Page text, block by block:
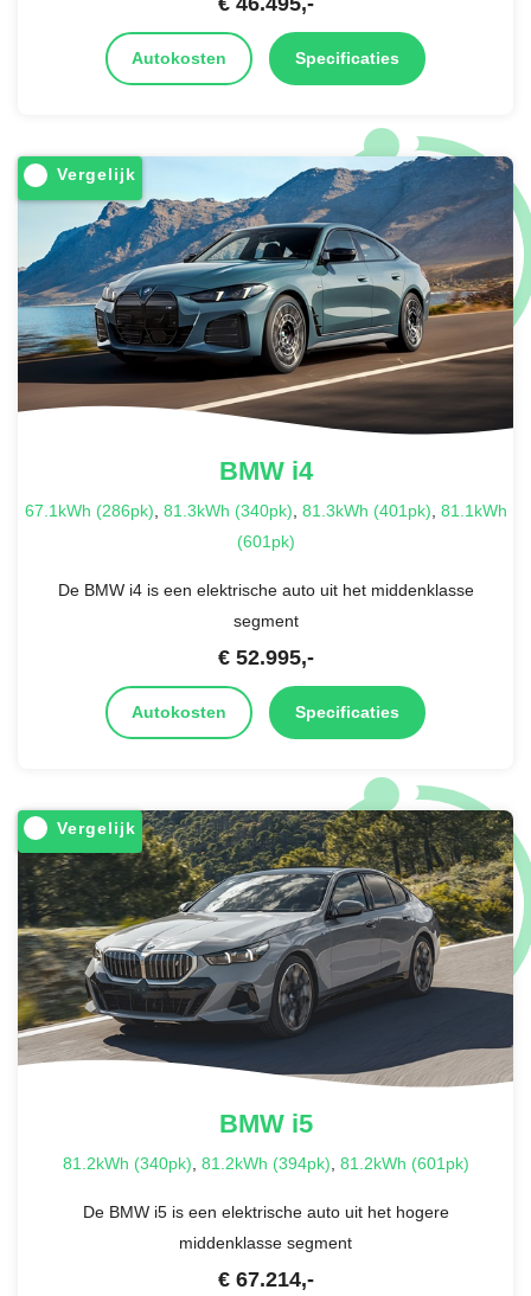
Autokosten Specificaties
Vergelijk
BMWi4
67.1kWh (286pk) 81.3kWh (340pk) 81.3kWh (401pk) 81.1kWh
(601pk)
De BMW i4 is een elektrische auto uit het middenklasse
segment
€ 52.995,-
Autokosten Specificaties
Vergelijk
BMWi5
81.2kWh (340pk), 81.2kWh (394pk), 81.2kWh (601pk)
De BMW i5 is een elektrische auto uit het hogere
middenklasse segment
€ 67.214,-